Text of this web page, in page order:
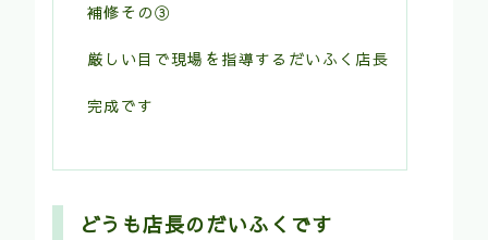
補修その③
厳しい目で現場を指導するだいふく店長
完成です
どうも店長のだいふくです